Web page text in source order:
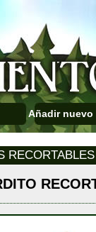
Añadir nuevo